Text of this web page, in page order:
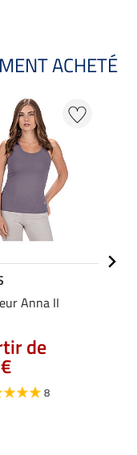
ACHETÉ
Anna II
de
8